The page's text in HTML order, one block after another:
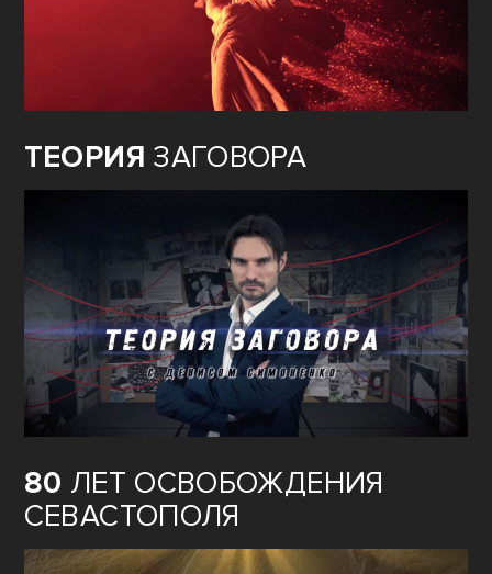
ТЕОРИЯ ЗАГОВОРА
80 ЛЕТ ОСВОБОЖДЕНИЯ
СЕВАСТОПОЛЯ